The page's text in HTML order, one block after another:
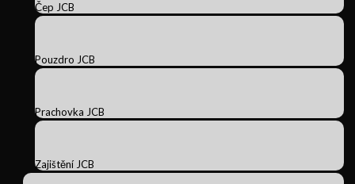
Čep JCB
Pouzdro JCB
Prachovka JCB
Zajištění JCB